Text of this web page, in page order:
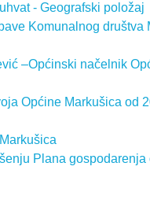
- Geografski položaj
Komunalnog društva
–Općinski načelnik
Općine Markušica od
Plana gospodarenja